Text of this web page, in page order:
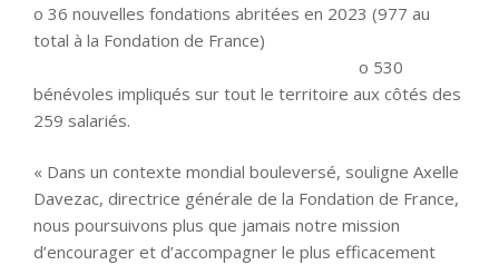
o 36 nouvelles fondations abritées en 2023 (977 au
total à la Fondation de France)
o 530
bénévoles impliqués sur tout le territoire aux côtés des
259 salariés.
« Dans un contexte mondial bouleversé, souligne Axelle
Davezac, directrice générale de la Fondation de France,
nous poursuivons plus que jamais notre mission
d’encourager et d’accompagner le plus efficacement